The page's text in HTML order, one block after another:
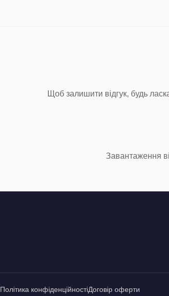
Щоб залишити відгук, будь
Завантаження
Політика конфіденційностіДоговір оферти